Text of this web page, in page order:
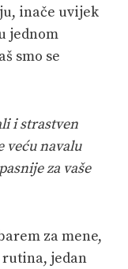
inače uvijek
jednom
smo se
i strastven
veću navalu
za vaše
za mene,
jedan